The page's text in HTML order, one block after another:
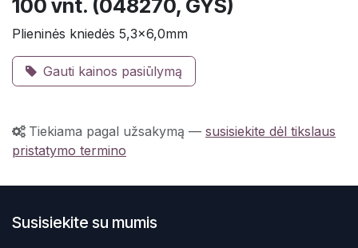
100 vnt. (048270, GYS)
Plieninės kniedės 5,3x6,0mm
Gauti kainos pasiūlymą
Tiekiama pagal užsakymą — susisiekite dėl tikslaus
pristatymo termino
Susisiekite su mumis